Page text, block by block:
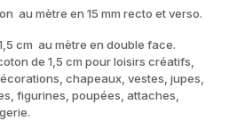
au mètre en 15 mm recto et verso.
cm au mètre en double face.
de 1,5 cm pour loisirs créatifs,
chapeaux, vestes, jupes,
figurines, poupées, attaches,